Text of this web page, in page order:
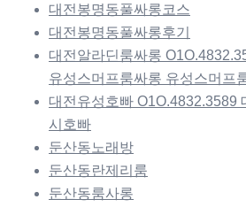
대전봉명동풀싸롱코스
대전봉명동풀싸롱후기
대전알라딘룸싸롱
유성스머프룸싸롱 유성스머프
대전유성호빠 O1O.4832.3589
시호빠
둔산동노래방
둔산동란제리룸
둔산동룸사롱